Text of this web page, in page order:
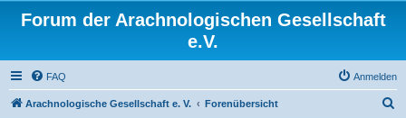
Forum der Arachnologischen Gesellschaft
e.V.
FAQ Anmelden
Arachnologische Gesellschaft e. V. Forenübersicht